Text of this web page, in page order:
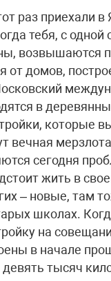
раз приехали
тебя, с
возвышаются
от домов,
в
которые
вечная
сегодня
жить в
– новые, там
школах.
на
в начале
тысяч